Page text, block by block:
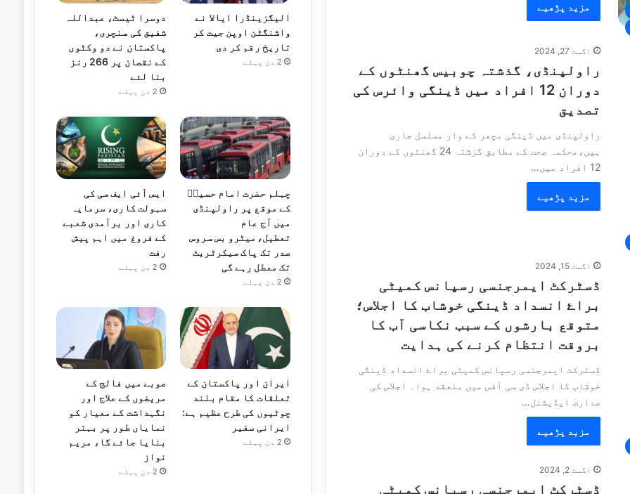
مزید پڑھیے
اگست 27, 2024
راولپنڈی، گذشتہ چوبیس گھنٹوں کے
دوران 12 افراد میں ڈینگی وائرس کی
تصدیق
راولپنڈی میں ڈینگی مچھر کے وار مسلسل جاری
ہیں،محکمہ صحت کے مطابق گزشتہ 24 گھنٹوں کے دوران
12 افراد میں…
مزید پڑھیے
اگست 15, 2024
ڈسٹرکٹ ایمرجنسی رسپانس کمیٹی
براۓ انسداد ڈینگی خوشاب کا اجلاس؛
متوقع بارشوں کے سبب نکاسی آب کا
بروقت انتظام کرنے کی ہدایت
ڈسٹرکٹ ایمرجنسی رسپانس کمیٹی براۓ انسداد ڈینگی
خوشاب کا اجلاس ڈی سی آفس میں منعقد ہوا۔ اجلاس کی
صدارت ایڈیشنل…
مزید پڑھیے
اگست 2, 2024
ڈسٹرکٹ ایمرجنسی رسپانس کمیٹی
الیگزینڈرا ایالا نے
واشنگٹن اوپن جیت کر
تاریخ رقم کر دی
2 دن پہلے
دوسرا ٹیسٹ، عبداللہ
شفیق کی سنچری،
پاکستان نے دو وکٹوں
کے نقصان پر 266 رنز
بنا لئے
2 دن پہلے
چہلم حضرت امام حسینؓ
کے موقع پر راولپنڈی
میں آج عام
تعطیل،میٹرو بس سروس
صدر تک پاک سیکرٹریٹ
تک معطل رہے گی
2 دن پہلے
ایس آئی ایف سی کی
سہولت کاری، سرمایہ
کاری اور برآمدی شعبے
کے فروغ میں اہم پیش
رفت
2 دن پہلے
ایران اور پاکستان کے
تعلقات کا مقام بلند
چوٹیوں کی طرح عظیم ہے:
ایرانی سفیر
2 دن پہلے
صوبے میں فالج کے
مریضوں کے علاج اور
نگہداشت کے معیار کو
نمایاں طور پر بہتر
بنایا جائے گا، مریم
نواز
2 دن پہلے